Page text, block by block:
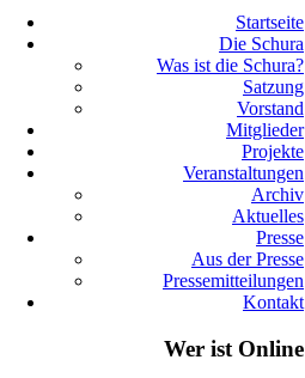
Startseite
Die Schura
Was ist die Schura?
Satzung
Vorstand
Mitglieder
Projekte
Veranstaltungen
Archiv
Aktuelles
Presse
Aus der Presse
Pressemitteilungen
Kontakt
Wer ist Online